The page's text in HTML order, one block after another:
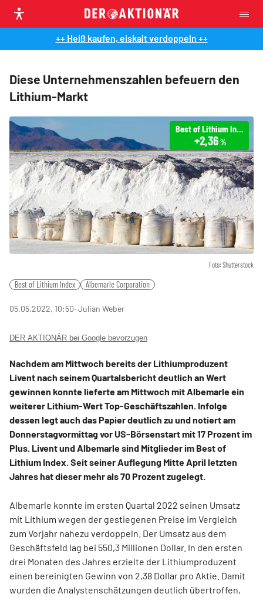
++ Heiß kaufen, eiskalt verdoppeln ++
Diese Unternehmenszahlen befeuern den
Lithium-Markt
Foto: Shutterstock
Best of Lithium Index
+2,36%
Best of Lithium Index Albemarle Corporation
05.05.2022, 10:50‧ Julian Weber
DER AKTIONÄR bei Google bevorzugen
Nachdem am Mittwoch bereits der Lithiumproduzent
Livent nach seinem Quartalsbericht deutlich an Wert
gewinnen konnte lieferte am Mittwoch mit Albemarle ein
weiterer Lithium-Wert Top-Geschäftszahlen. Infolge
dessen legt auch das Papier deutlich zu und notiert am
Donnerstagvormittag vor US-Börsenstart mit 17 Prozent im
Plus. Livent und Albemarle sind Mitglieder im Best of
Lithium Index. Seit seiner Auflegung Mitte April letzten
Jahres hat dieser mehr als 70 Prozent zugelegt.
Albemarle konnte im ersten Quartal 2022 seinen Umsatz
mit Lithium wegen der gestiegenen Preise im Vergleich
zum Vorjahr nahezu verdoppeln. Der Umsatz aus dem
Geschäftsfeld lag bei 550,3 Millionen Dollar. In den ersten
drei Monaten des Jahres erzielte der Lithiumproduzent
einen bereinigten Gewinn von 2,38 Dollar pro Aktie. Damit
wurden die Analystenschätzungen deutlich übertroffen,